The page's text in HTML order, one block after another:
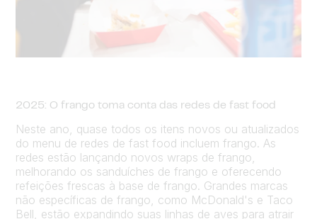
2025: O frango toma conta das redes de fast food
Neste ano, quase todos os itens novos ou atualizados
do menu de redes de fast food incluem frango. As
redes estão lançando novos wraps de frango,
melhorando os sanduíches de frango e oferecendo
refeições frescas à base de frango. Grandes marcas
não específicas de frango, como McDonald's e Taco
Bell, estão expandindo suas linhas de aves para atrair